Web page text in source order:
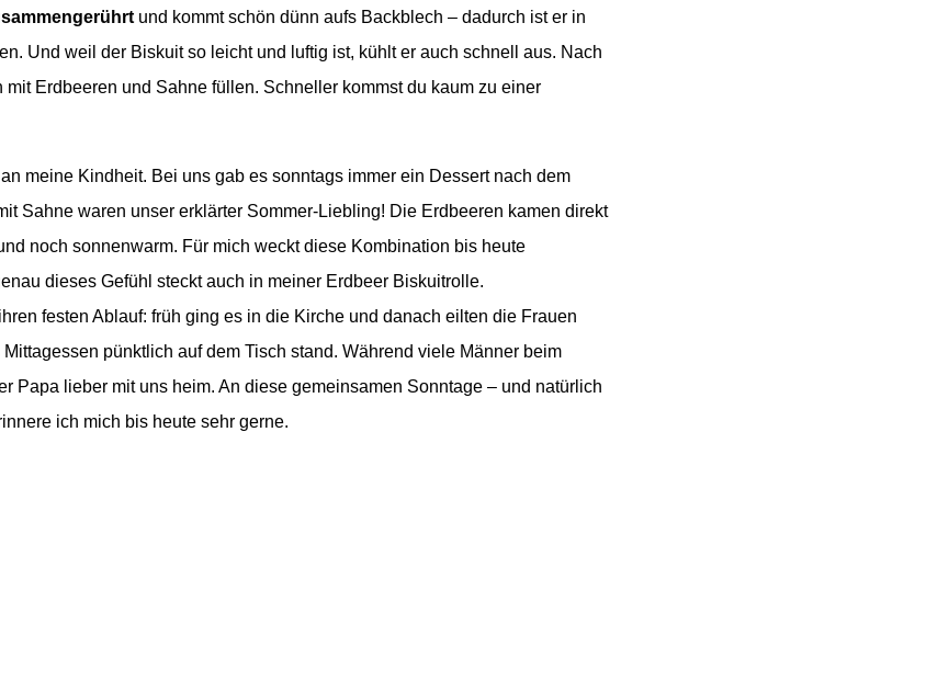
und kommt schön dünn aufs Backblech – dadurch ist er in
Und weil der Biskuit so leicht und luftig ist, kühlt er auch schnell aus. Nach
mit Erdbeeren und Sahne füllen. Schneller kommst du kaum zu einer
meine Kindheit. Bei uns gab es sonntags immer ein Dessert nach dem
Sahne waren unser erklärter Sommer-Liebling! Die Erdbeeren kamen direkt
noch sonnenwarm. Für mich weckt diese Kombination bis heute
dieses Gefühl steckt auch in meiner Erdbeer Biskuitrolle.
festen Ablauf: früh ging es in die Kirche und danach eilten die Frauen
pünktlich auf dem Tisch stand. Während viele Männer beim
Papa lieber mit uns heim. An diese gemeinsamen Sonntage – und natürlich
ich mich bis heute sehr gerne.